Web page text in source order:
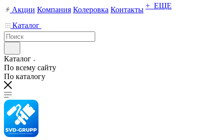
Акции Компания Колеровка Контакты + ЕЩЕ
Каталог
Каталог
По всему сайту
По каталогу